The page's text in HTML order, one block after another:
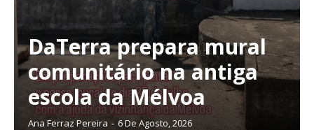
Planos de Assinatura
DaTerra prepara mural
comunitário na antiga
escola da Mélvoa
Ana Ferraz Pereira - 6 De Agosto, 2026